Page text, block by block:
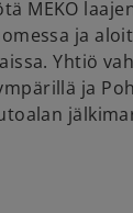
MEKO
ja
Yhtiö
ja